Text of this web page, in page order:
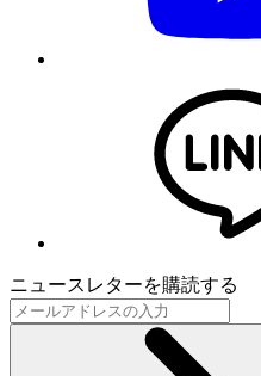
ニュースレターを購読する